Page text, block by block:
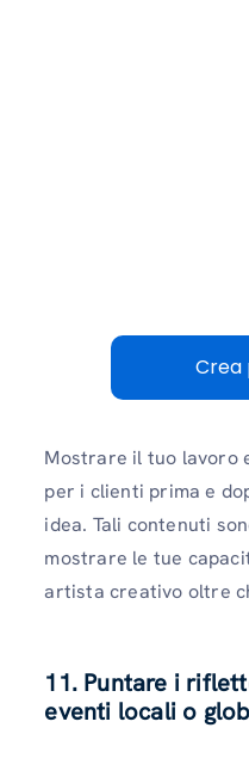
Crea
Mostrare il tuo lavoro
per i clienti prima e
idea. Tali contenuti
mostrare le tue
artista creativo oltre
11. Puntare i
eventi locali o